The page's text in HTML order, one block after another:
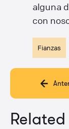
alguna
con
Fianzas